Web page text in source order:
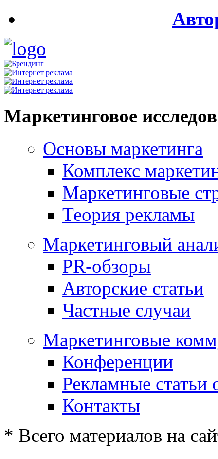
Маркетинговое
Основы маркетинга
Комплекс
Маркетинговые
Теория рекламы
Маркетинговый
PR-обзоры
Авторские статьи
Частные случаи
Маркетинговые
Конференции
Рекламные статьи
Контакты
* Всего материалов на